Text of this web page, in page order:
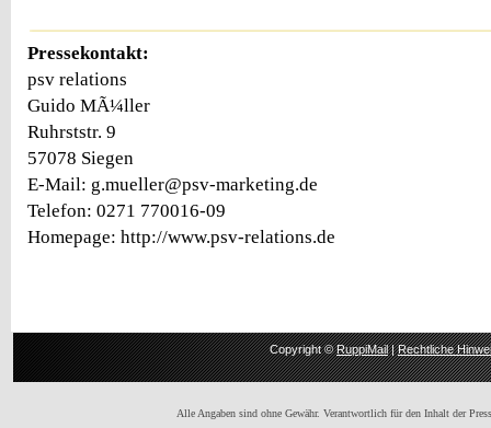
Pressekontakt:
psv relations
Guido MÃ¼ller
Ruhrststr. 9
57078 Siegen
E-Mail: g.mueller@psv-marketing.de
Telefon: 0271 770016-09
Homepage: http://www.psv-relations.de
Copyright ©RuppiMail|Rechtliche
Alle Angaben sind ohne Gewähr. Verantwortlich für den Inhalt der